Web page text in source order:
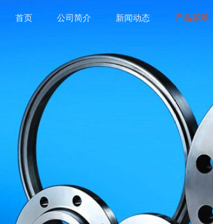
首页 公司简介 新闻动态 产品展示